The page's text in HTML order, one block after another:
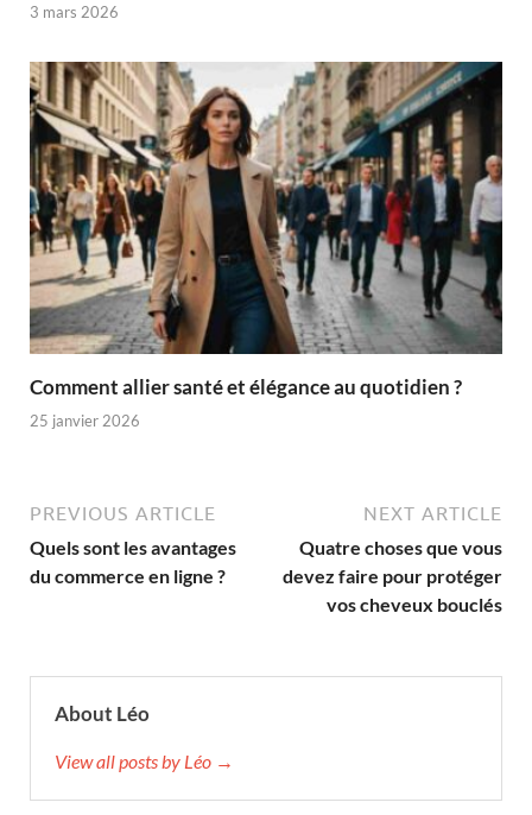
3 mars 2026
Comment allier santé et élégance au quotidien ?
25 janvier 2026
PREVIOUS ARTICLE
Quels sont les avantages
du commerce en ligne ?
NEXT ARTICLE
Quatre choses que vous
devez faire pour protéger
vos cheveux bouclés
About Léo
View all posts by Léo →